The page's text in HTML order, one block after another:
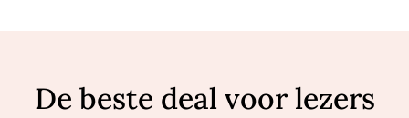
De beste deal voor lezers